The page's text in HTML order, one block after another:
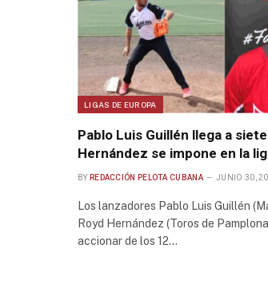
LIGAS DE EUROPA
Pablo Luis Guillén llega a
Hernández se impone en la
BY REDACCIÓN PELOTA CUBANA JUNIO 30,
Los lanzadores Pablo Luis Guillén
Royd Hernández (Toros de
accionar de los 12…